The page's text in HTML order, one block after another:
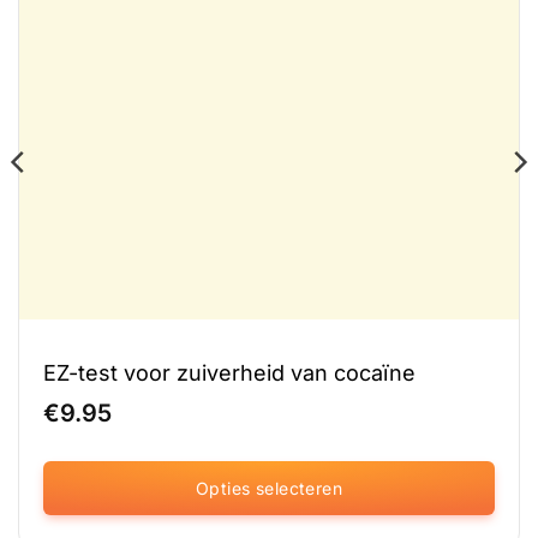
EZ-test voor zuiverheid van cocaïne
€9.95
Opties selecteren
Dit